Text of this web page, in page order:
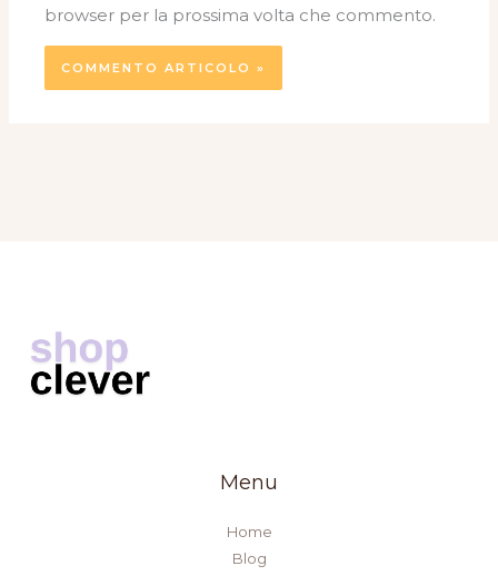
browser per la prossima volta che commento.
Menu
Home
Blog